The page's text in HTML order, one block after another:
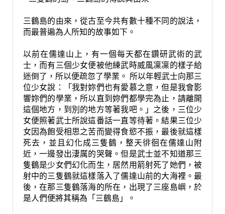
三鶴島的由來，從古至今共有數十種不同的說法，
而最普遍為人所知的故事如下。
以前在儒達山上，有一個每天都在鑽研武術的武
士，而有三個少女便被他練武時威風凜凜的樣子給
迷倒了，所以便疏忽了學業。 所以年輕武士向那三
位少女說：「我對妳們也有愛慕之意，但是我會影
響妳們的學業，所以直到妳們都學完為止，請離開
這個地方，到別的地方等著我吧。」之後，三位少
女便照著武士所說這番話一直等待著。結果三位少
女因為飽受相思之苦而變得食慾不振，最後就這樣
死去，並且幻化成三隻鶴，整天徘徊在儒達山附
近，一邊發出淒厲的哭聲。但是武士並不知道那三
隻鶴是少女們幻化而生，居然用箭射死了她們，被
射中的三隻鶴就這樣落入了儒達山前的大海裡。最
後，在那三隻鶴落海的所在，出現了三座島嶼，於
是人們便將其稱為「三鶴島」。